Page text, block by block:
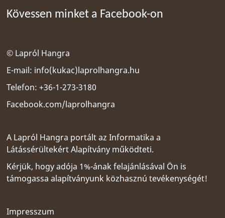
Kövessen minket a Facebook-on
© Lapról Hangra
E-mail: info(kukac)laprolhangra.hu
Telefon: +36-1-273-3180
Facebook.com/laprolhangra
A Lapról Hangra portált azInformatika a
Látássérültekért Alapítvány működteti.
Kérjük, hogy adója 1%-ának felajánlásával Ön is
támogassa alapítványunk közhasznú tevékenységét!
Impresszum